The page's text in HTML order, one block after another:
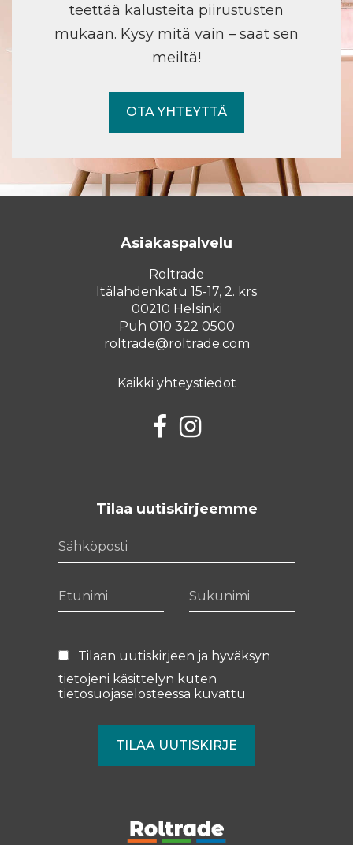
teettää kalusteita piirustusten
mukaan. Kysy mitä vain – saat sen
meiltä!
OTA YHTEYTTÄ
Asiakaspalvelu
Roltrade
Itälahdenkatu 15-17, 2. krs
00210 Helsinki
Puh 010 322 0500
roltrade@roltrade.com
Kaikki yhteystiedot
FacebookInstagram
Tilaa uutiskirjeemme
Tilaan uutiskirjeen ja hyväksyn
tietojeni käsittelyn kuten
tietosuojaselosteessa kuvattu